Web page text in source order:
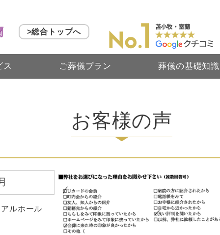
>総合トップへ
ス ご葬儀プラン 葬儀の基礎知識
お客様の声
ルホール